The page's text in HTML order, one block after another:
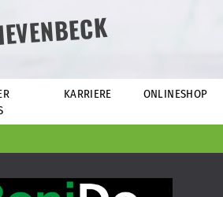
KARRIERE ONLINESHOP